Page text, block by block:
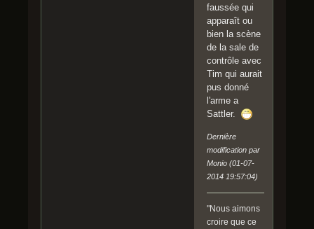
faussée qui
apparaît ou
bien la scène
de la sale de
contrôle avec
Tim qui aurait
pus donné
l'arme a
Sattler.
Dernière
modification par
Monio (01-07-
2014 19:57:04)
"Nous aimons
croire que ce